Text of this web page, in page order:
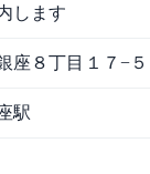
します
座８丁目１７−
駅